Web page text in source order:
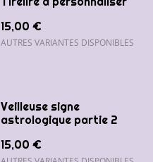
15,00 €
AUTRES VARIANTES DISPONIBLES
Veilleuse signe
astrologique partie 2
15,00 €